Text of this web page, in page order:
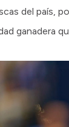
del país,
ganadera